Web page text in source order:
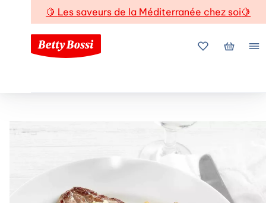
🍋 Les saveurs de la Méditerranée chez soi🍋
Mes favoris
Mon